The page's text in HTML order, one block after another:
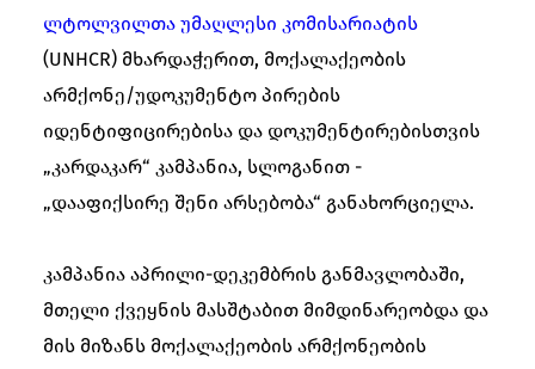
ლტოლვილთა უმაღლესი კომისარიატის
(UNHCR) მხარდაჭერით, მოქალაქეობის
არმქონე/უდოკუმენტო პირების
იდენტიფიცირებისა და დოკუმენტირებისთვის
„კარდაკარ“ კამპანია, სლოგანით -
„დააფიქსირე შენი არსებობა“ განახორციელა.
კამპანია აპრილი-დეკემბრის განმავლობაში,
მთელი ქვეყნის მასშტაბით მიმდინარეობდა და
მის მიზანს მოქალაქეობის არმქონეობის